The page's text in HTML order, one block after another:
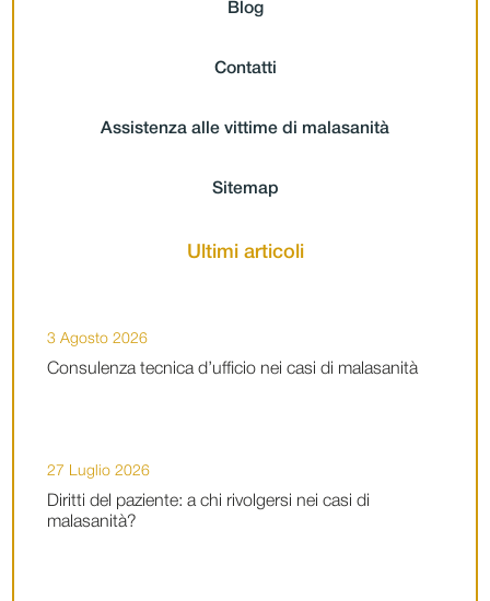
Blog
Contatti
Assistenza alle vittime di malasanità
Sitemap
Ultimi articoli
Consulenza tecnica d’ufficio nei casi di malasanità
3 Agosto 2026
Diritti del paziente: a chi rivolgersi nei casi di
malasanità?
27 Luglio 2026